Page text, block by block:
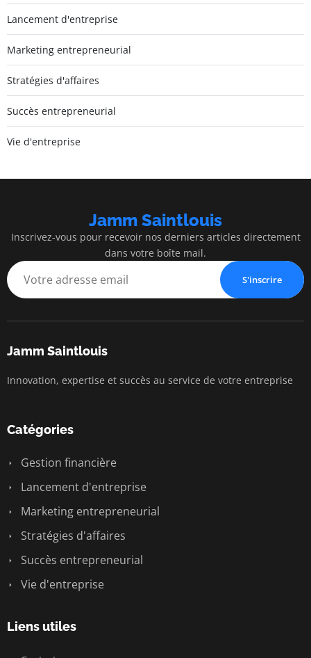
Lancement d'entreprise
Marketing entrepreneurial
Stratégies d'affaires
Succès entrepreneurial
Vie d'entreprise
Jamm Saintlouis
Inscrivez-vous pour recevoir nos derniers articles directement
dans votre boîte mail.
S'inscrire
Jamm Saintlouis
Innovation, expertise et succès au service de votre entreprise
Catégories
Gestion financière
Lancement d'entreprise
Marketing entrepreneurial
Stratégies d'affaires
Succès entrepreneurial
Vie d'entreprise
Liens utiles